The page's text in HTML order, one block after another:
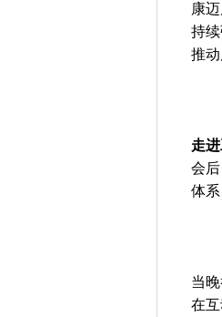
康
持
推
走
会
体
当
在互